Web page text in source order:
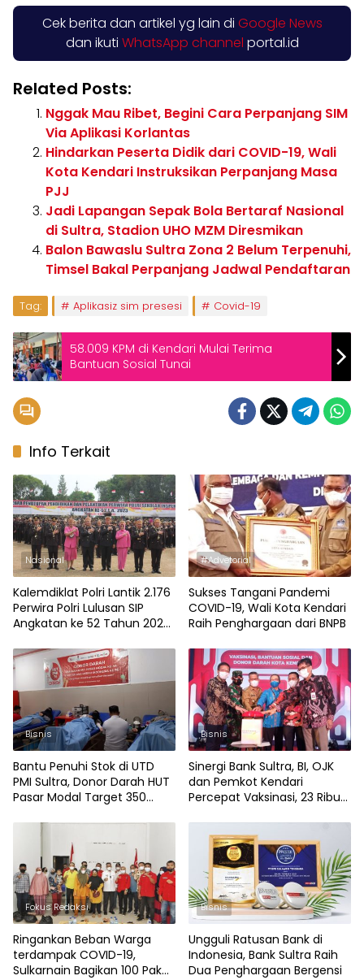
Cek berita dan artikel yg lain di Google News
dan ikuti WhatsApp channel portal.id
Related Posts:
Nggak Mau Ribet, Begini Cara Perpanjang SIM
Via Aplikasi Korlantas
Hindarkan Peserta Didik dari COVID-19, Wali
Kota Kendari Instruksikan Perpanjang Masa
PJJ
Jadi Lapangan Sepak Bola Bertaraf Nasional
di Sultra, Stadion UHO MZM Diresmikan
Balon Bawaslu Sultra Zona 2 Belum Terpenuhi,
Timsel Bakal Perpanjang Jadwal Pendaftaran
Tag: Aplikasiz sim presesi Covid-19
58.009 KPM di Kendari Mulai Terima
Bantuan Sosial Tunai
Info Terkait
Nasional
Kalemdiklat Polri Lantik 2.176
Perwira Polri Lulusan SIP
Angkatan ke 52 Tahun 2023,
#Advetorial
Sukses Tangani Pandemi
COVID-19, Wali Kota Kendari
Raih Penghargaan dari BNPB
Bisnis
Bantu Penuhi Stok di UTD
PMI Sultra, Donor Darah HUT
Pasar Modal Target 350
Bisnis
Sinergi Bank Sultra, BI, OJK
dan Pemkot Kendari
Percepat Vaksinasi, 23 Ribu
Fokus Redaksi
Ringankan Beban Warga
terdampak COVID-19,
Sulkarnain Bagikan 100 Paket
Bisnis
Ungguli Ratusan Bank di
Indonesia, Bank Sultra Raih
Dua Penghargaan Bergensi